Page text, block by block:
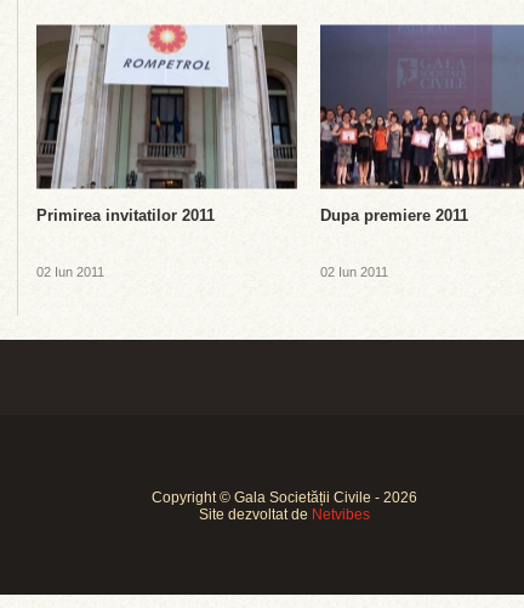
Primirea invitatilor 2011
02 Iun 2011
Dupa premiere 2011
02 Iun 2011
Copyright © Gala Societății Civile - 2026
Site dezvoltat de Netvibes